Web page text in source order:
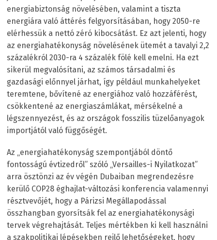
energiabiztonság növelésében, valamint a tiszta
energiára való áttérés felgyorsításában, hogy 2050-re
elérhessük a nettó zéró kibocsátást. Ez azt jelenti, hogy
az energiahatékonyság növelésének ütemét a tavalyi 2,2
százalékról 2030-ra 4 százalék fölé kell emelni. Ha ezt
sikerül megvalósítani, az számos társadalmi és
gazdasági előnnyel járhat, így például munkahelyeket
teremtene, bővítené az energiához való hozzáférést,
csökkentené az energiaszámlákat, mérsékelné a
légszennyezést, és az országok fosszilis tüzelőanyagok
importjától való függőségét.
Az „energiahatékonyság szempontjából döntő
fontosságú évtizedről” szóló „Versailles-i Nyilatkozat”
arra ösztönzi az év végén Dubaiban megrendezésre
kerülő COP28 éghajlat-változási konferencia valamennyi
résztvevőjét, hogy a Párizsi Megállapodással
összhangban gyorsítsák fel az energiahatékonysági
tervek végrehajtását. Teljes mértékben ki kell használni
a szakpolitikai lépésekben rejlő lehetőségeket, hogy